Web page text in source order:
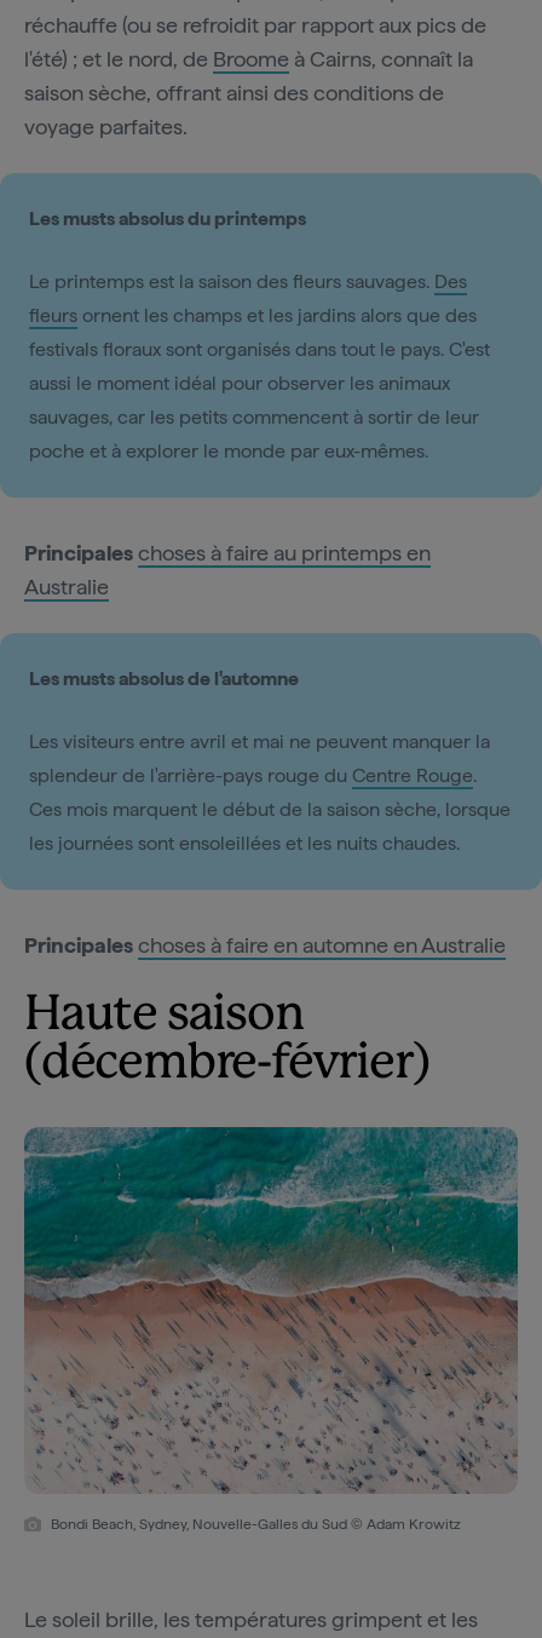
réchauffe (ou se refroidit par rapport aux pics de
l'été) ; et le nord, de Broome à Cairns, connaît la
saison sèche, offrant ainsi des conditions de
voyage parfaites.
Les musts absolus du printemps
Le printemps est la saison des fleurs sauvages. Des
fleurs ornent les champs et les jardins alors que des
festivals floraux sont organisés dans tout le pays. C'est
aussi le moment idéal pour observer les animaux
sauvages, car les petits commencent à sortir de leur
poche et à explorer le monde par eux-mêmes.
Principaleschoses à faire au printemps en
Australie
Les musts absolus de l'automne
Les visiteurs entre avril et mai ne peuvent manquer la
splendeur de l'arrière-pays rouge du Centre Rouge.
Ces mois marquent le début de la saison sèche, lorsque
les journées sont ensoleillées et les nuits chaudes.
Principaleschoses à faire en automne en Australie
Haute saison
(décembre-février)
Bondi Beach, Sydney, Nouvelle-Galles du Sud © Adam Krowitz
Le soleil brille, les températures grimpent et les